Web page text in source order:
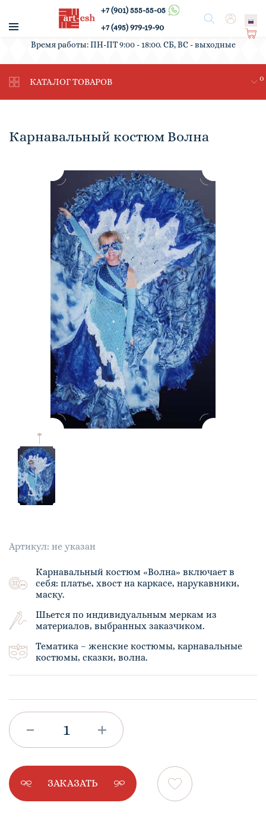
Поиск
+7 (901) 555-55-05
+7 (495) 979-19-90
Ко
ин
а
0
Вход
/
Время работы: ПН-ПТ 9:00 - 18:00. СБ, ВС - выходные
КАТАЛОГ ТОВАРОВ
Карнавальный костюм Волна
Артикул: не указан
Карнавальный костюм «Волна» включает в
себя: платье, хвост на каркасе, нарукавники,
маску.
Шьется по индивидуальным меркам из
материалов, выбранных заказчиком.
Тематика – женские костюмы, карнавальные
костюмы, сказки, волна.
ЗАКАЗАТЬ